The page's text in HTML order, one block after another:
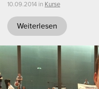
10.09.2014 in Kurse
Weiterlesen